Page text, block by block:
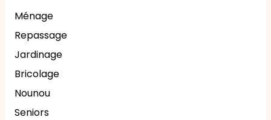
Ménage
Repassage
Jardinage
Bricolage
Nounou
Seniors